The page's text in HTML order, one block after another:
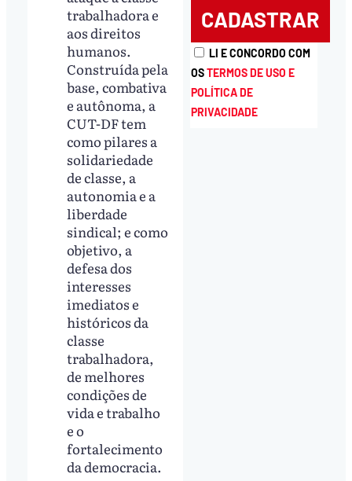
trabalhadora e
aos direitos
humanos.
Construída pela
base, combativa
e autônoma, a
CUT-DF tem
como pilares a
solidariedade
de classe, a
autonomia e a
liberdade
sindical; e como
objetivo, a
defesa dos
interesses
imediatos e
históricos da
classe
trabalhadora,
de melhores
condições de
vida e trabalho
e o
fortalecimento
da democracia.
LI E CONCORDO COM
OSTERMOS DE USO E
POLÍTICA DE
PRIVACIDADE